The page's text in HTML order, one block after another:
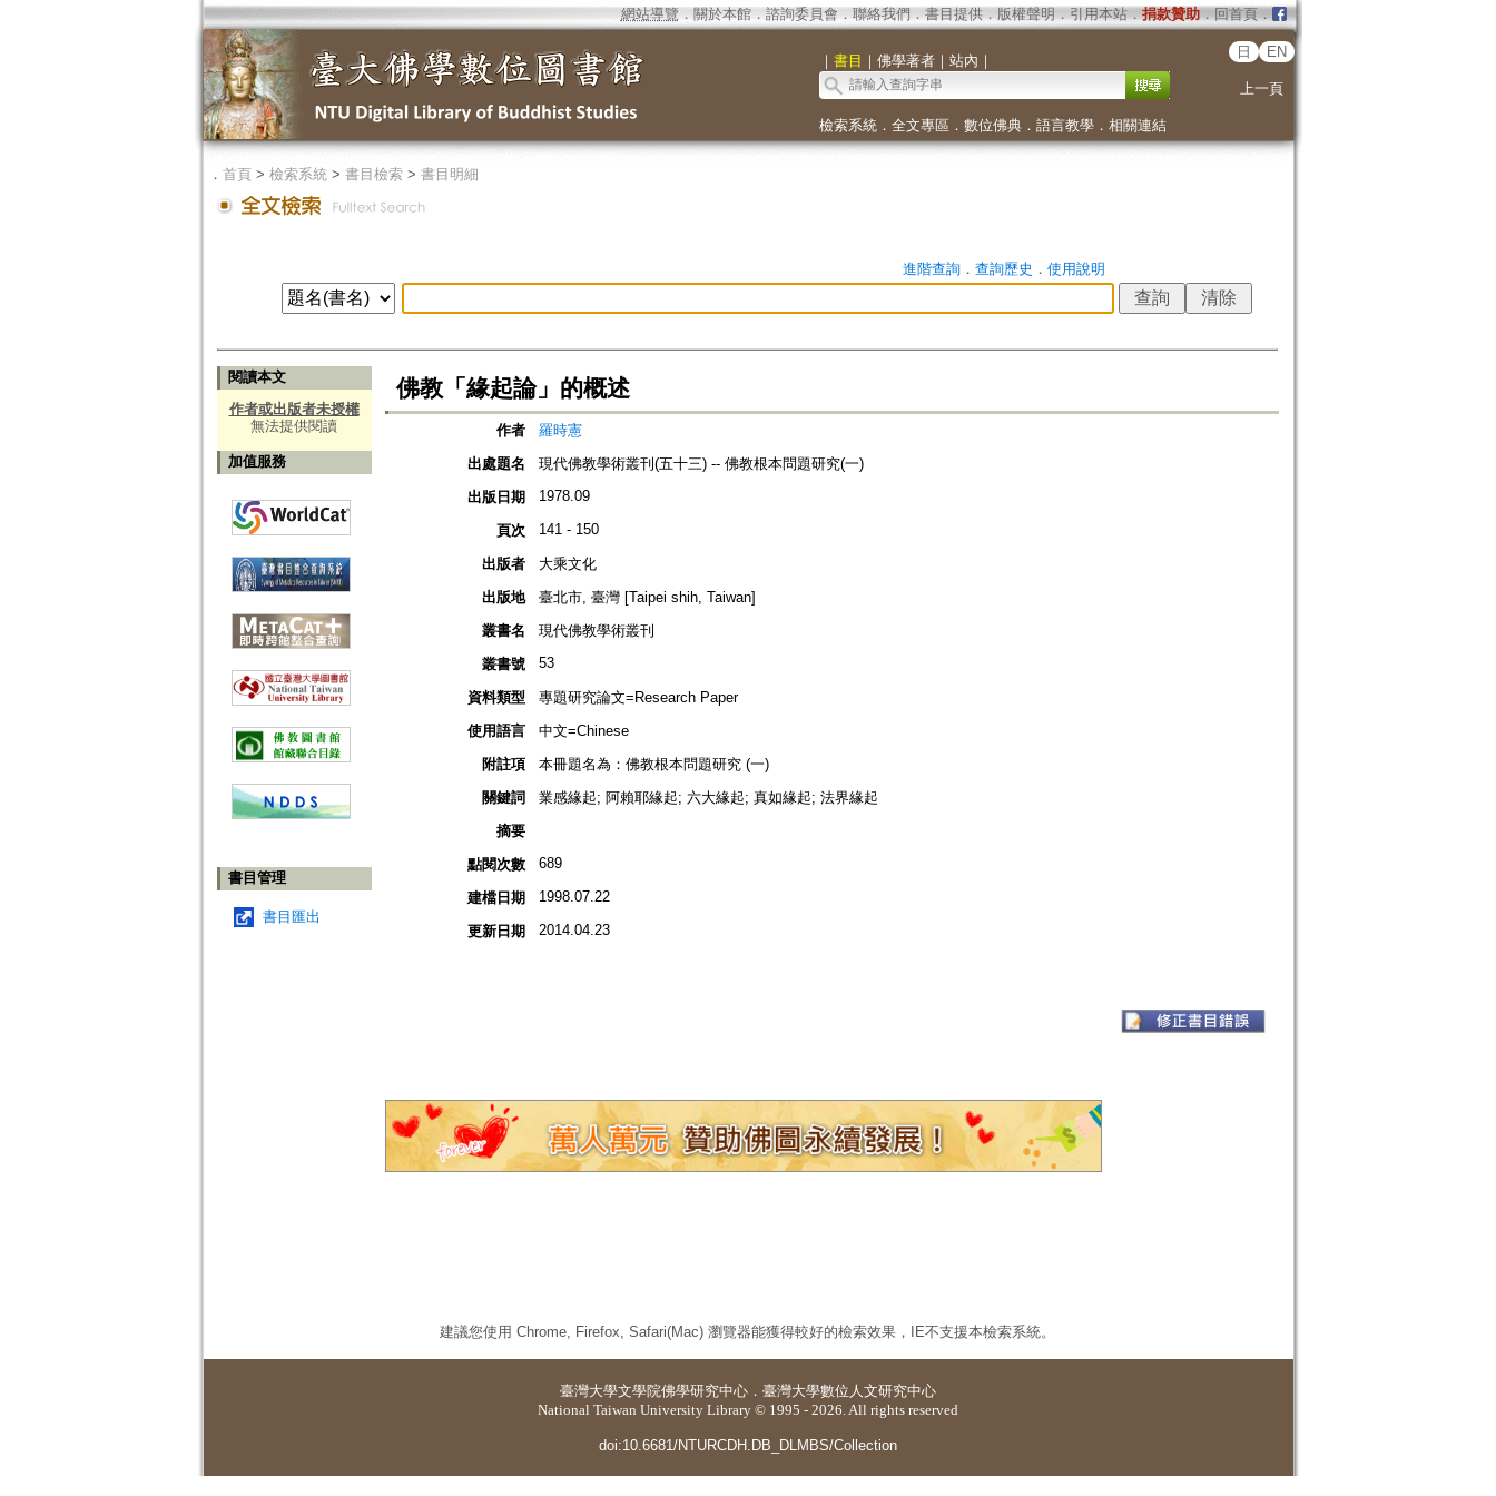
網站導覽 ． 關於本館． 諮詢委員會． 聯絡我們 ． 書目提供． 版權聲明 ． 引用本站． 捐款贊助．回首頁．
｜ 書目 ｜ 佛學著者｜ 站內 ｜
日 EN
上一頁
檢索系統． 全文專區 ． 數位佛典． 語言教學． 相關連結
． 首頁> 檢索系統> 書目檢索> 書目明細
進階查詢． 查詢歷史 ． 使用說明
閱讀本文
作者或出版者未授權
無法提供閱讀
加值服務
書目管理
書目匯出
佛教「緣起論」的概述
作者
羅時憲
出處題名
現代佛教學術叢刊(五十三) -- 佛教根本問題研究(一)
出版日期
1978.09
頁次 141 - 150
出版者
大乘文化
出版地
臺北市, 臺灣 [Taipei shih, Taiwan]
叢書名
現代佛教學術叢刊
叢書號
53
資料類型
專題研究論文=Research Paper
使用語言
中文=Chinese
附註項
本冊題名為：佛教根本問題研究 (一)
關鍵詞
業感緣起; 阿賴耶緣起; 六大緣起; 真如緣起; 法界緣起
摘要
點閱次數
689
建檔日期 1998.07.22
更新日期 2014.04.23
建議您使用 Chrome, Firefox, Safari(Mac) 瀏覽器能獲得較好的檢索效果，IE不支援本檢索系統。
臺灣大學文學院佛學研究中心 ． 臺灣大學數位人文研究中心
National Taiwan University Library © 1995 - 2026. All rights reserved
doi:10.6681/NTURCDH.DB_DLMBS/Collection